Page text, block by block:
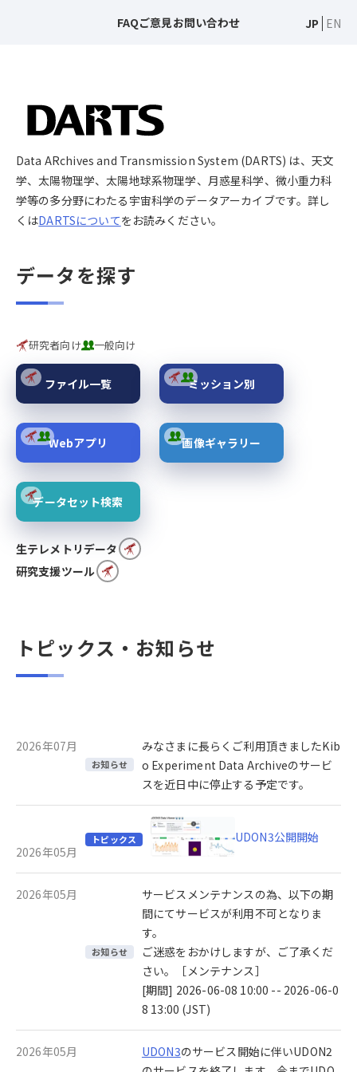
FAQご意見お問い合わせ JP EN
Data ARchives and Transmission System (DARTS) は、天文
学、太陽物理学、太陽地球系物理学、月惑星科学、微小重力科
学等の多分野にわたる宇宙科学のデータアーカイブです。詳し
くはDARTSについてをお読みください。
データを探す
研究者向け 一般向け
ファイル一覧 ミッション別
Webアプリ 画像ギャラリー
データセット検索
生テレメトリデータ
研究支援ツール
トピックス・お知らせ
2026年07月
お知らせ
みなさまに長らくご利用頂きましたKib
o Experiment Data Archiveのサービ
スを近日中に停止する予定です。
2026年05月
トピックス UDON3公開開始
2026年05月
お知らせ
サービスメンテナンスの為、以下の期
間にてサービスが利用不可となりま
す。
ご迷惑をおかけしますが、ご了承くだ
さい。［メンテナンス］
[期間] 2026-06-08 10:00 -- 2026-06-0
8 13:00 (JST)
2026年05月 UDON3のサービス開始に伴いUDON2